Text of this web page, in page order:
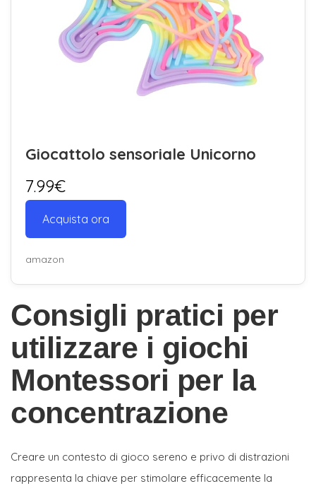
Giocattolo sensoriale Unicorno
7.99€
Acquista ora
amazon
Consigli pratici per
utilizzare i giochi
Montessori per la
concentrazione
Creare un contesto di gioco sereno e privo di distrazioni
rappresenta la chiave per stimolare efficacemente la